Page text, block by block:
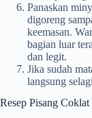
Panaskan
digoreng
keemasan.
bagian luar
dan legit.
Jika sudah
langsung
Resep Pisang